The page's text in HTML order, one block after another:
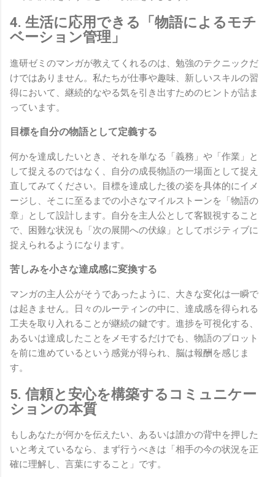
4. 生活に応用できる「物語によるモチ
ベーション管理」
進研ゼミのマンガが教えてくれるのは、勉強のテクニックだ
けではありません。私たちが仕事や趣味、新しいスキルの習
得において、継続的なやる気を引き出すためのヒントが詰ま
っています。
目標を自分の物語として定義する
何かを達成したいとき、それを単なる「義務」や「作業」と
して捉えるのではなく、自分の成長物語の一場面として捉え
直してみてください。目標を達成した後の姿を具体的にイメ
ージし、そこに至るまでの小さなマイルストーンを「物語の
章」として設計します。自分を主人公として客観視すること
で、困難な状況も「次の展開への伏線」としてポジティブに
捉えられるようになります。
苦しみを小さな達成感に変換する
マンガの主人公がそうであったように、大きな変化は一瞬で
は起きません。日々のルーティンの中に、達成感を得られる
工夫を取り入れることが継続の鍵です。進捗を可視化する、
あるいは達成したことをメモするだけでも、物語のプロット
を前に進めているという感覚が得られ、脳は報酬を感じま
す。
5. 信頼と安心を構築するコミュニケー
ションの本質
もしあなたが何かを伝えたい、あるいは誰かの背中を押した
いと考えているなら、まず行うべきは「相手の今の状況を正
確に理解し、言葉にすること」です。